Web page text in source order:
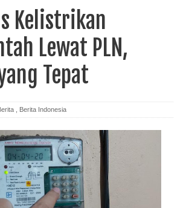
Kelistrikan
Lewat PLN,
Tepat
Berita Indonesia